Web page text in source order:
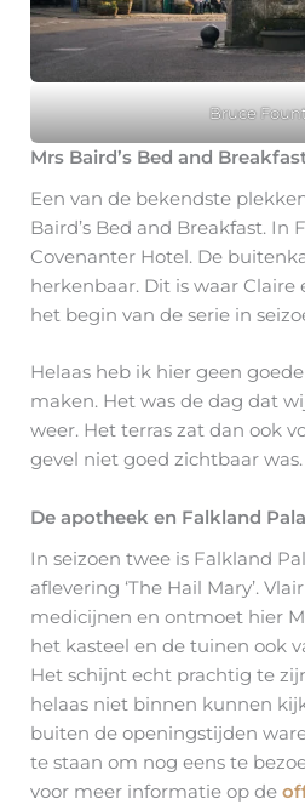
Bruce
Mrs Baird’s Bed and
Een van de bekendste
Baird’s Bed and Breakfast. In
Covenanter Hotel. De
herkenbaar. Dit is waar Claire
het begin van de serie in
Helaas heb ik hier geen
maken. Het was de dag dat
weer. Het terras zat dan ook
gevel niet goed zichtbaar was.
De apotheek en Falkland
In seizoen twee is Falkland
aflevering ‘The Hail Mary’.
medicijnen en ontmoet hier
het kasteel en de tuinen ook
Het schijnt echt prachtig te
helaas niet binnen kunnen
buiten de openingstijden
te staan om nog eens te
voor meer informatie op de